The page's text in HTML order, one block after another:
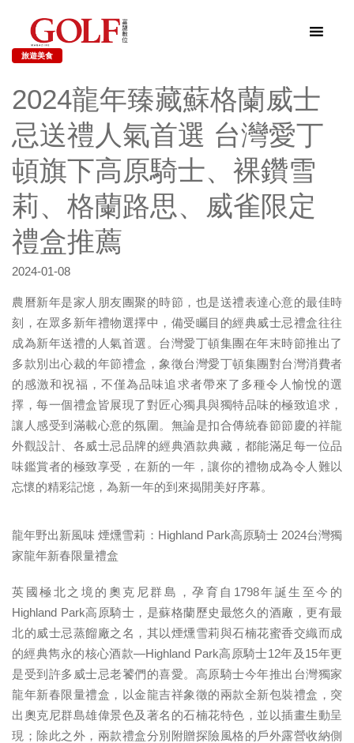
旅遊美食
2024龍年臻藏蘇格蘭威士
忌送禮人氣首選 台灣愛丁
頓旗下高原騎士、裸鑽雪
莉、格蘭路思、威雀限定
禮盒推薦
2024-01-08
農曆新年是家人朋友團聚的時節，也是送禮表達心意的最佳時
刻，在眾多新年禮物選擇中，備受矚目的經典威士忌禮盒往往
成為新年送禮的人氣首選。台灣愛丁頓集團在年末時節推出了
多款別出心裁的年節禮盒，象徵台灣愛丁頓集團對台灣消費者
的感激和祝福，不僅為品味追求者帶來了多種令人愉悅的選
擇，每一個禮盒皆展現了對匠心獨具與獨特品味的極致追求，
讓人感受到滿載心意的氛圍。無論是扣合傳統春節節慶的祥龍
外觀設計、各威士忌品牌的經典酒款典藏，都能滿足每一位品
味鑑賞者的極致享受，在新的一年，讓你的禮物成為令人難以
忘懷的精彩記憶，為新一年的到來揭開美好序幕。
龍年野出新風味 煙燻雪莉：Highland Park高原騎士 2024台灣獨
家龍年新春限量禮盒
英國極北之境的奧克尼群島，孕育自1798年誕生至今的
Highland Park高原騎士，是蘇格蘭歷史最悠久的酒廠，更有最
北的威士忌蒸餾廠之名，其以煙燻雪莉與石楠花蜜香交織而成
的經典雋永的核心酒款—Highland Park高原騎士12年及15年更
是受到許多威士忌老饕們的喜愛。高原騎士今年推出台灣獨家
龍年新春限量禮盒，以金龍吉祥象徵的兩款全新包裝禮盒，突
出奧克尼群島雄偉景色及著名的石楠花特色，並以插畫生動呈
現；除此之外，兩款禮盒分別附贈探險風格的戶外露營收納側